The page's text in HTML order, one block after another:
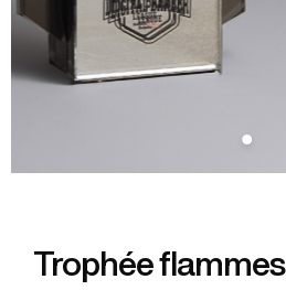
Trophée flammes